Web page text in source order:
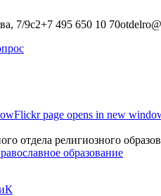
7/9с2+7 495 650 10 70
Flickr page opens in new
отдела религиозного